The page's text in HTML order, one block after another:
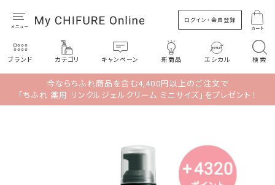
ログイン・会員登録
カート
ブランド カテゴリ キャンペーン 新商品 エシカル 検索
今ならちふれ商品を含む4,400円以上のご注文で
「ちふれ 薬用 リンクルジェルクリーム ミニサイズ」をプレゼント！